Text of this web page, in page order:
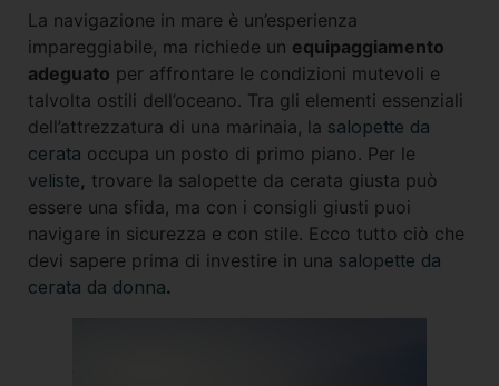
La navigazione in mare è un’esperienza
impareggiabile, ma richiede un equipaggiamento
adeguato per affrontare le condizioni mutevoli e
talvolta ostili dell’oceano. Tra gli elementi essenziali
dell’attrezzatura di una marinaia, la salopette da
cerata occupa un posto di primo piano. Per le
veliste, trovare la salopette da cerata giusta può
essere una sfida, ma con i consigli giusti puoi
navigare in sicurezza e con stile. Ecco tutto ciò che
devi sapere prima di investire in una salopette da
cerata da donna.